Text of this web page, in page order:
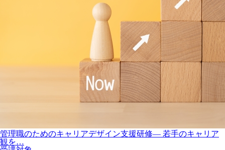
管理職のためのキャリアデザイン支援研修― 若手のキャリア
観を…